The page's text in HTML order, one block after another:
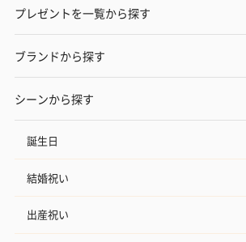
プレゼントを一覧から探す
ブランドから探す
シーンから探す
誕生日
結婚祝い
出産祝い